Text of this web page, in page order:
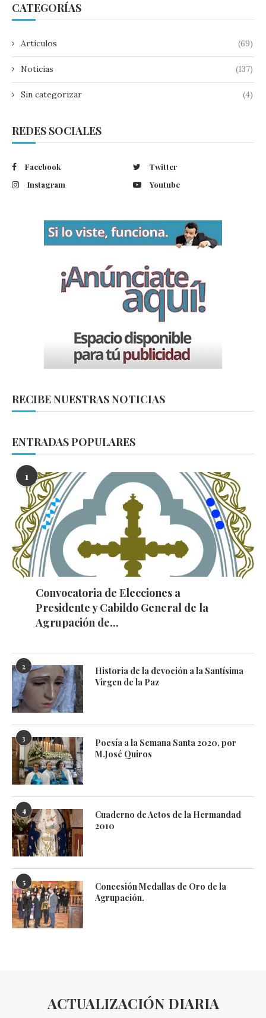
CATEGORÍAS
Artículos (69)
Noticias (137)
Sin categorizar (4)
REDES SOCIALES
Facebook
Twitter
Instagram
Youtube
RECIBE NUESTRAS NOTICIAS
ENTRADAS POPULARES
1
Convocatoria de Elecciones a
Presidente y Cabildo General de la
Agrupación de...
2
Historia de la devoción a la Santísima
Virgen de la Paz
3
Poesía a la Semana Santa 2020, por
M.José Quiros
4
Cuaderno de Actos de la Hermandad
2010
5
Concesión Medallas de Oro de la
Agrupación.
ACTUALIZACIÓN DIARIA